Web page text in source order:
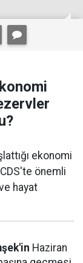
ekonomi
önemli
hayat
Haziran